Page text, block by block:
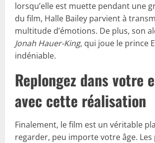
lorsqu’elle est muette pendant une
du film, Halle Bailey parvient à
multitude d’émotions. De plus, son
Jonah Hauer-King, qui joue le prince
indéniable.
Replongez dans votre
avec cette réalisation
Finalement, le film est un véritable
regarder, peu importe votre âge.